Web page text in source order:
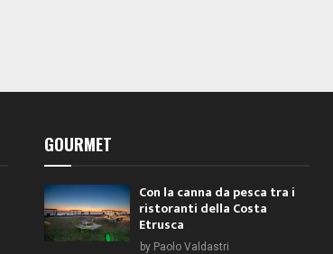
GOURMET
Con la canna da pesca tra i
ristoranti della Costa
Etrusca
by Paolo Valdastri